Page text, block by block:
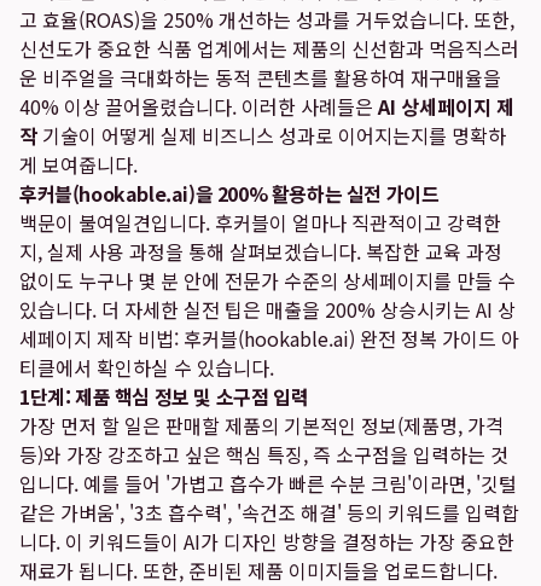
고 효율(ROAS)을 250% 개선하는 성과를 거두었습니다. 또한,
신선도가 중요한 식품 업계에서는 제품의 신선함과 먹음직스러
운 비주얼을 극대화하는 동적 콘텐츠를 활용하여 재구매율을
40% 이상 끌어올렸습니다. 이러한 사례들은AI 상세페이지 제
작 기술이 어떻게 실제 비즈니스 성과로 이어지는지를 명확하
게 보여줍니다.
후커블(hookable.ai)을 200% 활용하는 실전 가이드
백문이 불여일견입니다. 후커블이 얼마나 직관적이고 강력한
지, 실제 사용 과정을 통해 살펴보겠습니다. 복잡한 교육 과정
없이도 누구나 몇 분 안에 전문가 수준의 상세페이지를 만들 수
있습니다. 더 자세한 실전 팁은 매출을 200% 상승시키는 AI 상
세페이지 제작 비법: 후커블(hookable.ai) 완전 정복 가이드 아
티클에서 확인하실 수 있습니다.
1단계: 제품 핵심 정보 및 소구점 입력
가장 먼저 할 일은 판매할 제품의 기본적인 정보(제품명, 가격
등)와 가장 강조하고 싶은 핵심 특징, 즉 소구점을 입력하는 것
입니다. 예를 들어 '가볍고 흡수가 빠른 수분 크림'이라면, '깃털
같은 가벼움', '3초 흡수력', '속건조 해결' 등의 키워드를 입력합
니다. 이 키워드들이 AI가 디자인 방향을 결정하는 가장 중요한
재료가 됩니다. 또한, 준비된 제품 이미지들을 업로드합니다.